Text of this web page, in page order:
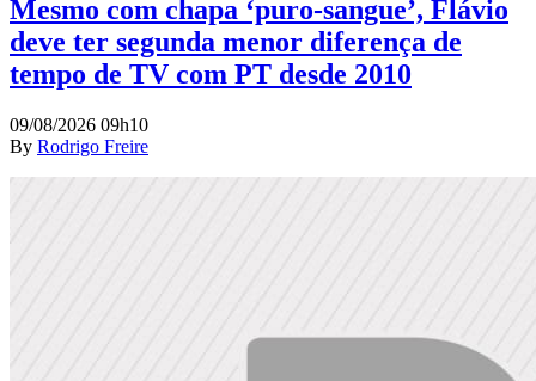
Mesmo com chapa ‘puro-sangue’, Flávio
deve ter segunda menor diferença de
tempo de TV com PT desde 2010
09/08/2026 09h10
By Rodrigo Freire